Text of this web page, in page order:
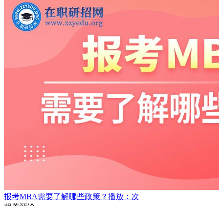
报考MBA需要了解哪些政策？ 播放：次